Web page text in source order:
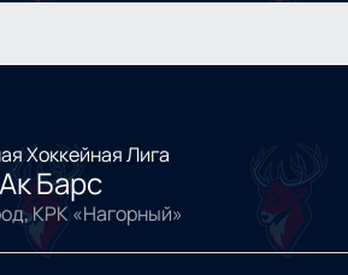
Хоккейная Лига
Барс
КРК «Нагорный»